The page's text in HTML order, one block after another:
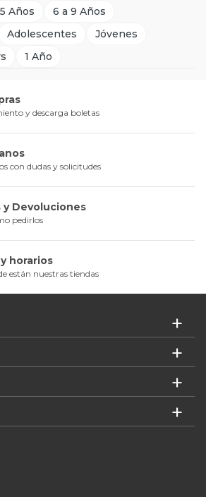
Años
6 a 9 Años
Adolescentes
Jóvenes
1 Año
y descarga boletas
con dudas y solicitudes
y Devoluciones
pedirlos
horarios
están nuestras tiendas